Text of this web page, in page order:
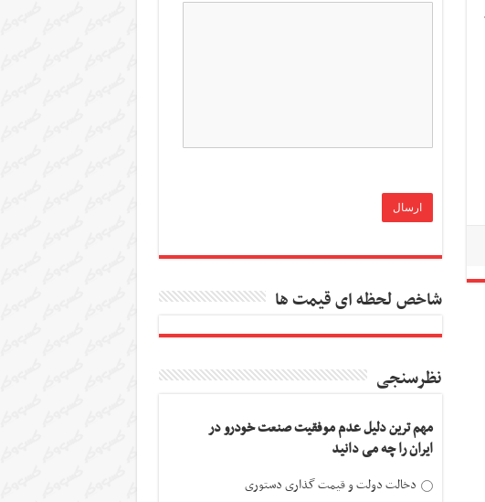
شاخص لحظه ای قیمت ها
نظرسنجی
مهم ترین دلیل عدم موفقیت صنعت خودرو در
ایران را چه می دانید
دخالت دولت و قیمت گذاری دستوری